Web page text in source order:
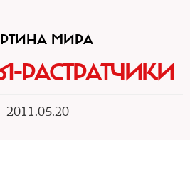
МИРА
РАСТРАТЧИКИ
2011.05.20